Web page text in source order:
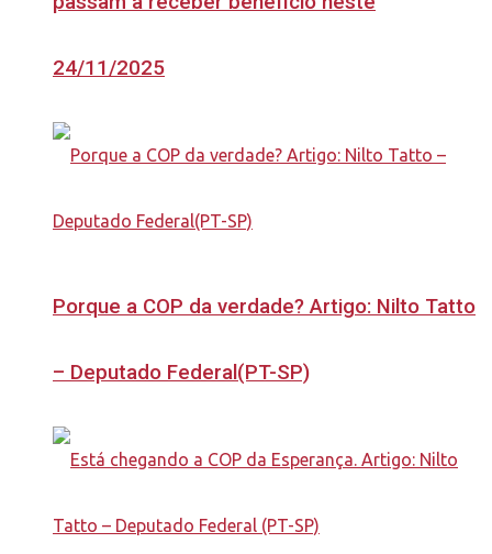
24/11/2025
Porque a COP da verdade? Artigo: Nilto Tatto
– Deputado Federal(PT-SP)